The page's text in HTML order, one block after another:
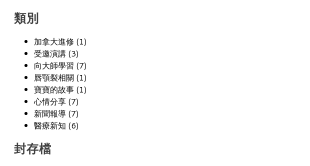
類別
加拿大進修 (1)
受邀演講 (3)
向大師學習 (7)
唇顎裂相關 (1)
寶寶的故事 (1)
心情分享 (7)
新聞報導 (7)
醫療新知 (6)
封存檔